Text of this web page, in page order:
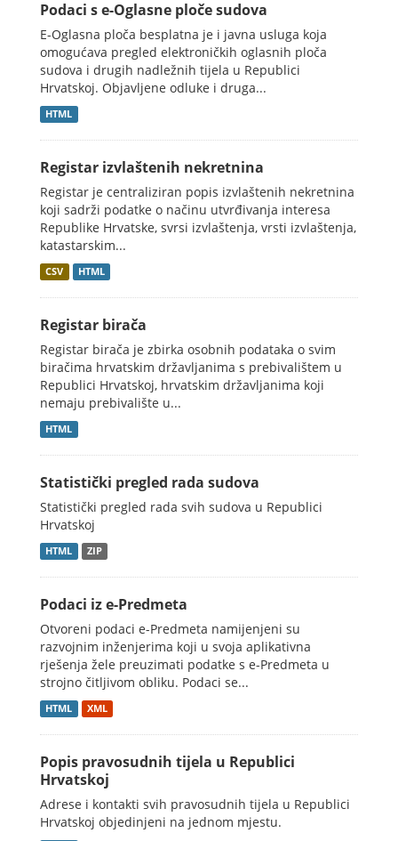
Podaci s e-Oglasne ploče sudova
E-Oglasna ploča besplatna je i javna usluga koja
omogućava pregled elektroničkih oglasnih ploča
sudova i drugih nadležnih tijela u Republici
Hrvatskoj. Objavljene odluke i druga...
HTML
Registar izvlaštenih nekretnina
Registar je centraliziran popis izvlaštenih nekretnina
koji sadrži podatke o načinu utvrđivanja interesa
Republike Hrvatske, svrsi izvlaštenja, vrsti izvlaštenja,
katastarskim...
CSV HTML
Registar birača
Registar birača je zbirka osobnih podataka o svim
biračima hrvatskim državljanima s prebivalištem u
Republici Hrvatskoj, hrvatskim državljanima koji
nemaju prebivalište u...
HTML
Statistički pregled rada sudova
Statistički pregled rada svih sudova u Republici
Hrvatskoj
HTML ZIP
Podaci iz e-Predmeta
Otvoreni podaci e-Predmeta namijenjeni su
razvojnim inženjerima koji u svoja aplikativna
rješenja žele preuzimati podatke s e-Predmeta u
strojno čitljivom obliku. Podaci se...
HTML XML
Popis pravosudnih tijela u Republici
Hrvatskoj
Adrese i kontakti svih pravosudnih tijela u Republici
Hrvatskoj objedinjeni na jednom mjestu.